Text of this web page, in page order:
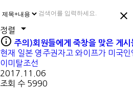

정렬 
 주의)회원들에게 죽창을 맞은 게시
현재 일본 영주권자고 와이프가 미국인
이미탈조선
2017.11.06
조회 수 5990